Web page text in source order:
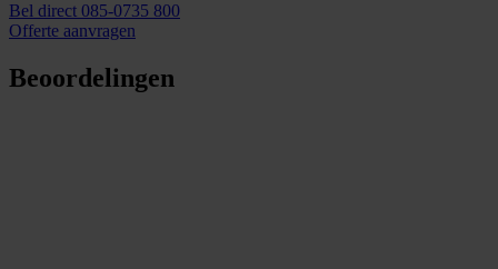
Bel direct 085-0735 800
Offerte aanvragen
Beoordelingen